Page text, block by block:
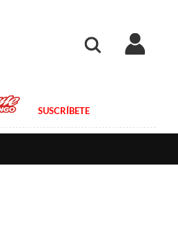
SUSCRÍBETE